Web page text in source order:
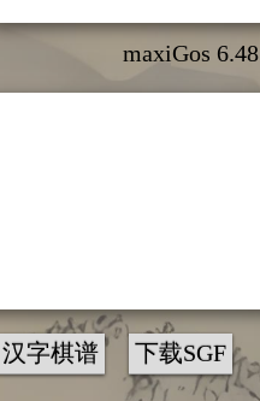
maxiGos 6.48
汉字棋谱 下载SGF